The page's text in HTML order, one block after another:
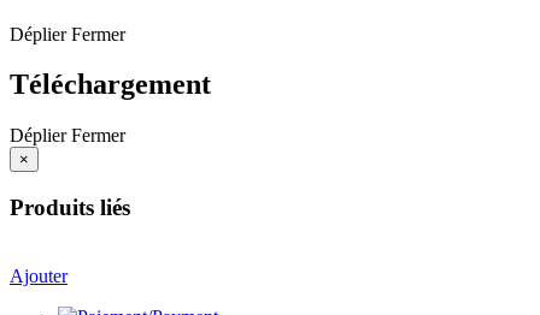
Déplier Fermer
Téléchargement
Déplier Fermer
×
Produits liés
Ajouter